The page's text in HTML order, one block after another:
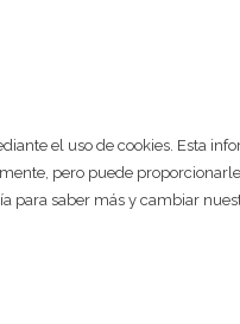
el uso de cookies. Esta
pero puede
para saber más y cambiar